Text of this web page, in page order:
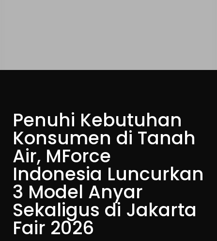
Penuhi Kebutuhan
Konsumen di Tanah
Air, MForce
Indonesia Luncurkan
3 Model Anyar
Sekaligus di Jakarta
Fair 2026